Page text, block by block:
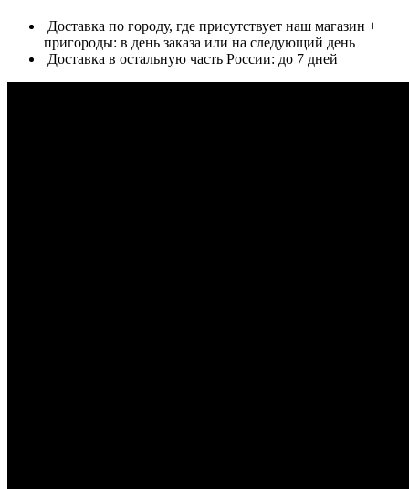
Доставка по городу, где присутствует наш магазин +
пригороды: в день заказа или на следующий день
Доставка в остальную часть России: до 7 дней